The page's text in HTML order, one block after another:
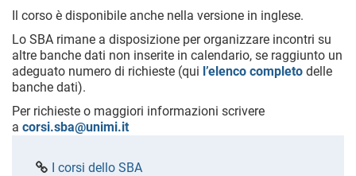
Il corso è disponibile anche nella versione in inglese.
Lo SBA rimane a disposizione per organizzare incontri su
altre banche dati non inserite in calendario, se raggiunto un
adeguato numero di richieste (qui l’elenco completo delle
banche dati).
Per richieste o maggiori informazioni scrivere
a corsi.sba@unimi.it
I corsi dello SBA